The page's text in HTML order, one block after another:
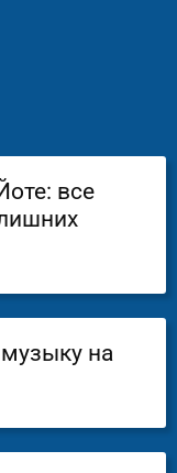
все
на